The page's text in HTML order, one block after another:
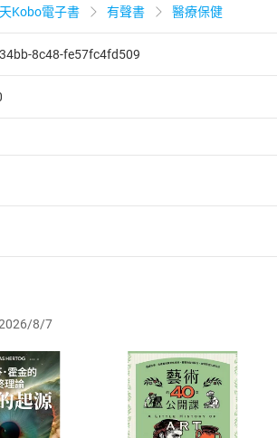
Kobo電子書 有聲書 醫療保健
8c48-fe57fc4fd509
後段暨通訊交易解除權合理例外情事適用
表知悉本店鋪所銷售之商品為電子書，
退款。
時，請登入樂天市場，並於「我的訂單
，待審核通過後將為您辦理退款事宜。
位進行取消/退貨，恕無法以單支商品取
入購物車
cart
登入帳號
Login
8/7